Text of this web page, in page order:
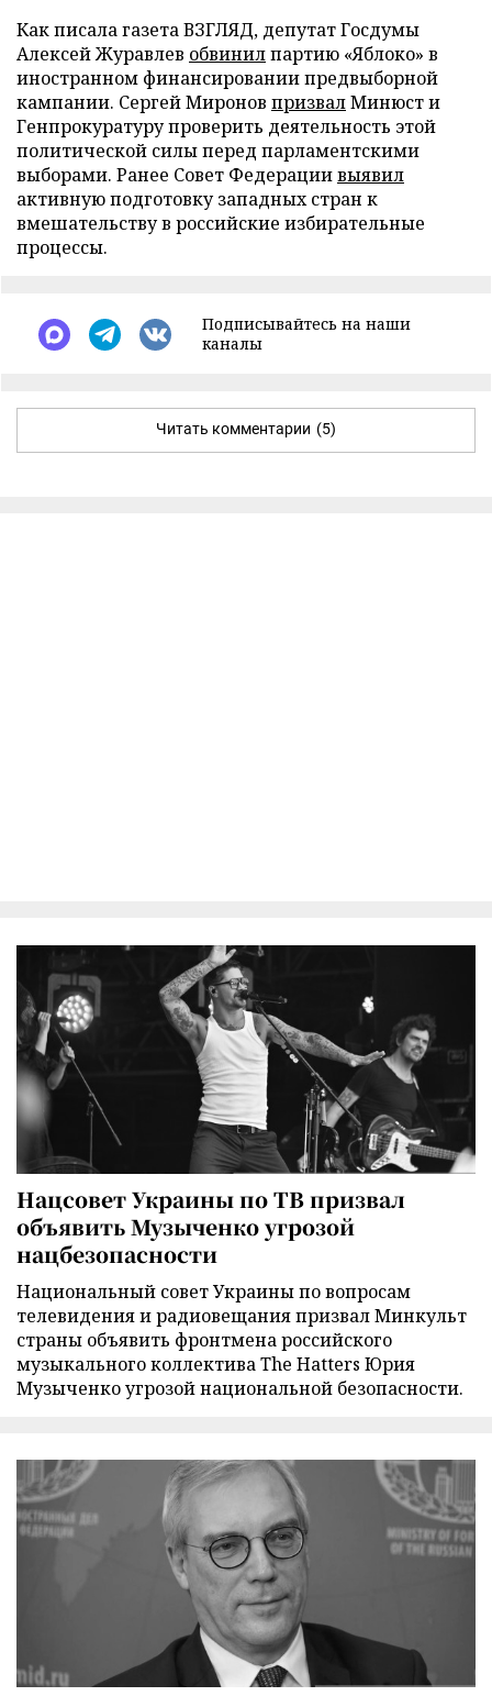
Как писала газета ВЗГЛЯД, депутат Госдумы
Алексей Журавлев обвинилпартию «Яблоко» в
иностранном финансировании предвыборной
кампании. Сергей Миронов призвалМинюст и
Генпрокуратуру проверить деятельность этой
политической силы перед парламентскими
выборами. Ранее Совет Федерациивыявил
активную подготовку западных стран к
вмешательству в российские избирательные
процессы.
Подписывайтесь на наши
каналы
Читать комментарии (5)
Нацсовет Украины по ТВ призвал
объявить Музыченко угрозой
нацбезопасности
Национальный совет Украины по вопросам
телевидения и радиовещания призвал Минкульт
страны объявить фронтмена российского
музыкального коллектива The Hatters Юрия
Музыченко угрозой национальной безопасности.